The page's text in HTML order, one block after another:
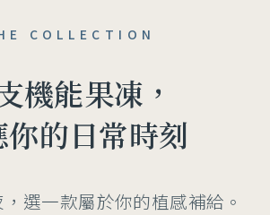
COLLECTION
機能果凍，
的日常時刻
選一款屬於你的植感補給。